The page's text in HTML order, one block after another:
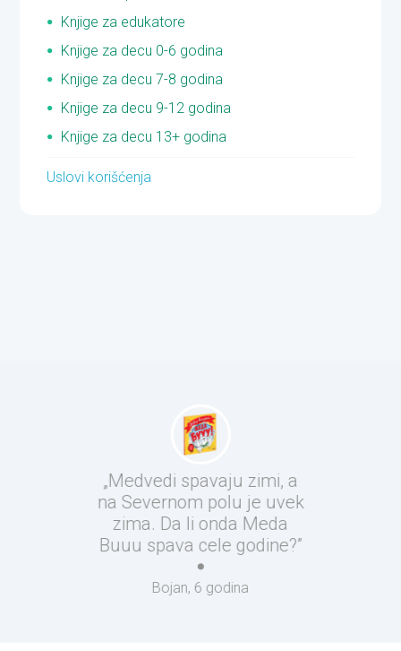
Knjige za edukatore
Knjige za decu 0-6 godina
Knjige za decu 7-8 godina
Knjige za decu 9-12 godina
Knjige za decu 13+ godina
Uslovi korišćenja
„Medvedi spavaju zimi, a
na Severnom polu je uvek
zima. Da li onda Meda
Buuu spava cele godine?”
Bojan, 6 godina